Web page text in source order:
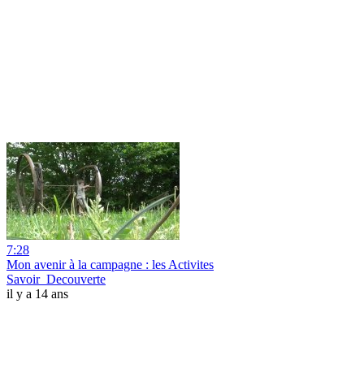
7:28
Mon avenir à la campagne : les Activites
Savoir_Decouverte
il y a 14 ans